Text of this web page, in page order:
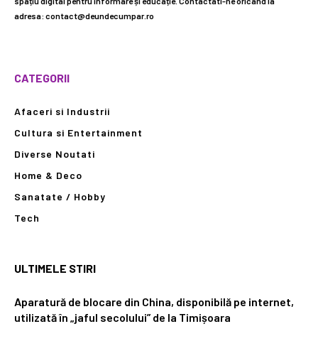
adresa: contact@deundecumpar.ro
CATEGORII
Afaceri si Industrii
Cultura si Entertainment
Diverse Noutati
Home & Deco
Sanatate / Hobby
Tech
ULTIMELE STIRI
Aparatură de blocare din China, disponibilă pe internet,
utilizată în „jaful secolului” de la Timișoara